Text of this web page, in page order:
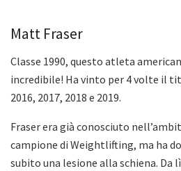
Matt Fraser
Classe 1990, questo atleta
incredibile! Ha vinto per 4 volte il
2016, 2017, 2018 e 2019.
Fraser era già conosciuto
campione di Weightlifting, ma ha
subito una lesione alla schiena. Da